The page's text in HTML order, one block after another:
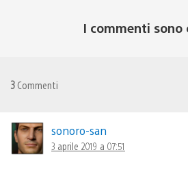
I commenti sono
3 Commenti
sonoro-san
3 aprile 2019 a 07:51